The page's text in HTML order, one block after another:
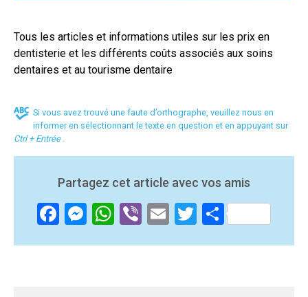
Tous les articles et informations utiles sur les prix en
dentisterie et les différents coûts associés aux soins
dentaires et au tourisme dentaire
Si vous avez trouvé une faute d’orthographe, veuillez nous en
informer en sélectionnant le texte en question et en appuyant sur
Ctrl + Entrée.
Partagez cet article avec vos amis
Facebook
Messenger
WhatsApp
ViberEmailTwitter
Partager